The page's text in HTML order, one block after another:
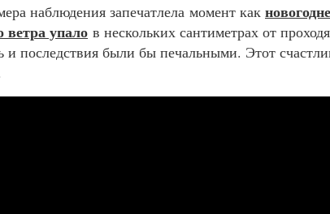
наблюдения запечатлела момент как
ветра упало в нескольких сантиметрах от
и последствия были бы печальными. Этот